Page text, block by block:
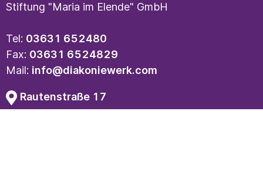
Stiftung "Maria im Elende" GmbH
Tel: 03631 652480
Fax: 03631 6524829
Mail: info@diakoniewerk.com
Rautenstraße 17
99734 Nordhausen